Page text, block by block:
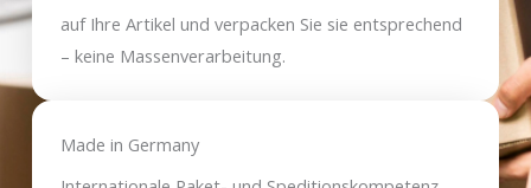
auf Ihre Artikel und verpacken Sie sie entsprechend
– keine Massenverarbeitung.
Made in Germany